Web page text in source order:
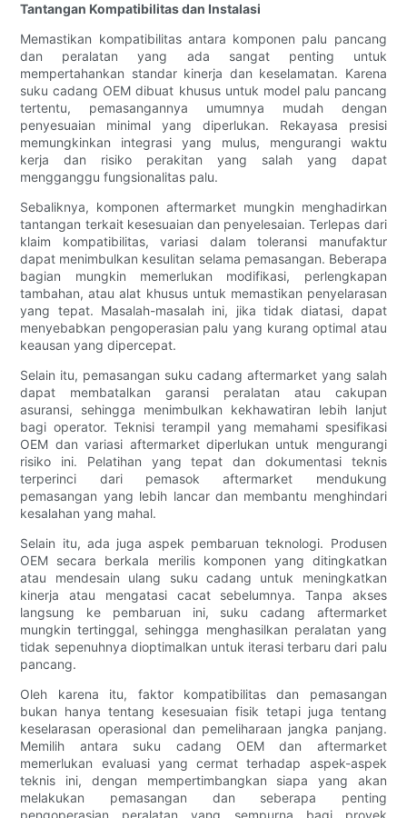
Tantangan Kompatibilitas dan Instalasi
Memastikan kompatibilitas antara komponen palu pancang
dan peralatan yang ada sangat penting untuk
mempertahankan standar kinerja dan keselamatan. Karena
suku cadang OEM dibuat khusus untuk model palu pancang
tertentu, pemasangannya umumnya mudah dengan
penyesuaian minimal yang diperlukan. Rekayasa presisi
memungkinkan integrasi yang mulus, mengurangi waktu
kerja dan risiko perakitan yang salah yang dapat
mengganggu fungsionalitas palu.
Sebaliknya, komponen aftermarket mungkin menghadirkan
tantangan terkait kesesuaian dan penyelesaian. Terlepas dari
klaim kompatibilitas, variasi dalam toleransi manufaktur
dapat menimbulkan kesulitan selama pemasangan. Beberapa
bagian mungkin memerlukan modifikasi, perlengkapan
tambahan, atau alat khusus untuk memastikan penyelarasan
yang tepat. Masalah-masalah ini, jika tidak diatasi, dapat
menyebabkan pengoperasian palu yang kurang optimal atau
keausan yang dipercepat.
Selain itu, pemasangan suku cadang aftermarket yang salah
dapat membatalkan garansi peralatan atau cakupan
asuransi, sehingga menimbulkan kekhawatiran lebih lanjut
bagi operator. Teknisi terampil yang memahami spesifikasi
OEM dan variasi aftermarket diperlukan untuk mengurangi
risiko ini. Pelatihan yang tepat dan dokumentasi teknis
terperinci dari pemasok aftermarket mendukung
pemasangan yang lebih lancar dan membantu menghindari
kesalahan yang mahal.
Selain itu, ada juga aspek pembaruan teknologi. Produsen
OEM secara berkala merilis komponen yang ditingkatkan
atau mendesain ulang suku cadang untuk meningkatkan
kinerja atau mengatasi cacat sebelumnya. Tanpa akses
langsung ke pembaruan ini, suku cadang aftermarket
mungkin tertinggal, sehingga menghasilkan peralatan yang
tidak sepenuhnya dioptimalkan untuk iterasi terbaru dari palu
pancang.
Oleh karena itu, faktor kompatibilitas dan pemasangan
bukan hanya tentang kesesuaian fisik tetapi juga tentang
keselarasan operasional dan pemeliharaan jangka panjang.
Memilih antara suku cadang OEM dan aftermarket
memerlukan evaluasi yang cermat terhadap aspek-aspek
teknis ini, dengan mempertimbangkan siapa yang akan
melakukan pemasangan dan seberapa penting